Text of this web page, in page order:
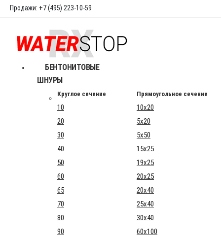
Продажи: +7 (495) 223-10-59
БЕНТОНИТОВЫЕ
ШНУРЫ
Круглое сечение Прямоугольное сечение
10
10x20
20
5x20
30
5x50
40
15x25
50
19x25
60
20x25
65
20x40
70
25x40
80
30x40
90
60x100